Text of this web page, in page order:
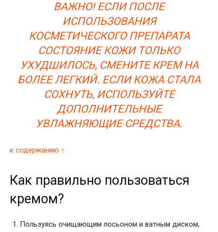
ВАЖНО! ЕСЛИ ПОСЛЕ
ИСПОЛЬЗОВАНИЯ
КОСМЕТИЧЕСКОГО ПРЕПАРАТА
СОСТОЯНИЕ КОЖИ ТОЛЬКО
УХУДШИЛОСЬ, СМЕНИТЕ КРЕМ НА
БОЛЕЕ ЛЕГКИЙ. ЕСЛИ КОЖА СТАЛА
СОХНУТЬ, ИСПОЛЬЗУЙТЕ
ДОПОЛНИТЕЛЬНЫЕ
УВЛАЖНЯЮЩИЕ СРЕДСТВА.
к содержанию ↑
Как правильно пользоваться
кремом?
Пользуясь очищающим лосьоном и ватным диском,